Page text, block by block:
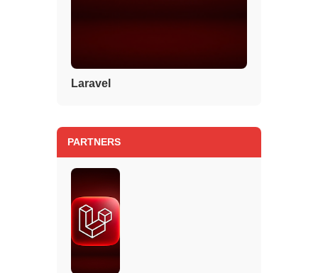
Laravel
PARTNERS